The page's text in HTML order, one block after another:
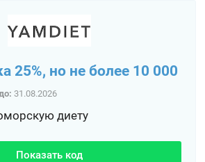
25%, но не более 10 000
31.08.2026
диету
Показать код